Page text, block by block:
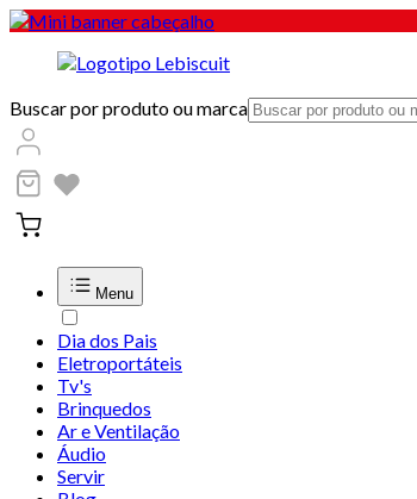
Buscar por produto ou marca
Menu
Dia dos Pais
Eletroportáteis
Tv's
Brinquedos
Ar e Ventilação
Áudio
Servir